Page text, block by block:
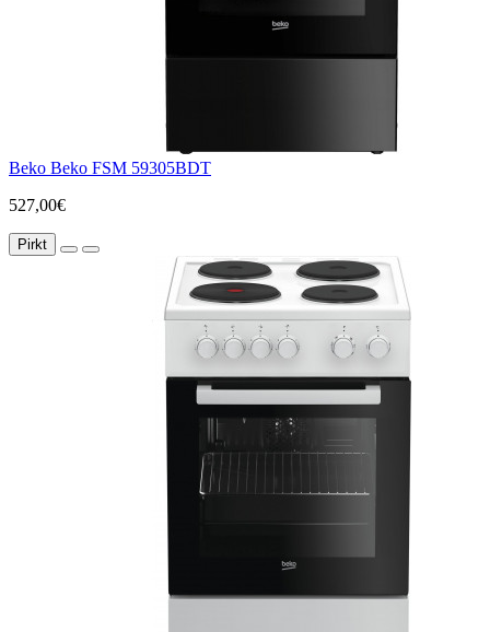
Beko Beko FSM 59305BDT
527,00€
Pirkt